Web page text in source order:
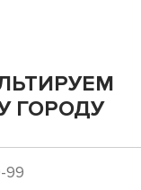
ГОРОДУ